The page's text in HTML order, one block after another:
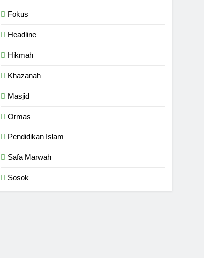
Fokus
Headline
Hikmah
Khazanah
Masjid
Ormas
Pendidikan Islam
Safa Marwah
Sosok